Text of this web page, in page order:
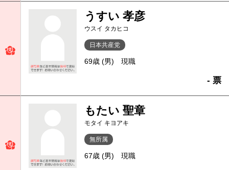
うすい 孝彦
ウスイ タカヒコ
日本共産党
69歳 (男) 現職
- 票
もたい 聖章
モタイ キヨアキ
無所属
67歳 (男) 現職